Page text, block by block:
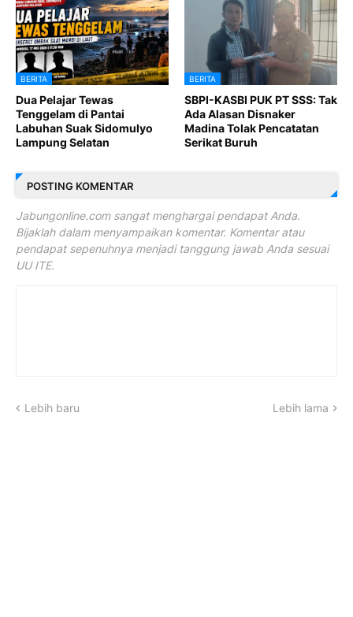
BERITA
Dua Pelajar Tewas
Tenggelam di Pantai
Labuhan Suak Sidomulyo
Lampung Selatan
BERITA
SBPI-KASBI PUK PT SSS: Tak
Ada Alasan Disnaker
Madina Tolak Pencatatan
Serikat Buruh
POSTING KOMENTAR
Jabungonline.com sangat menghargai pendapat Anda.
Bijaklah dalam menyampaikan komentar. Komentar atau
pendapat sepenuhnya menjadi tanggung jawab Anda sesuai
UU ITE.
Lebih baru Lebih lama